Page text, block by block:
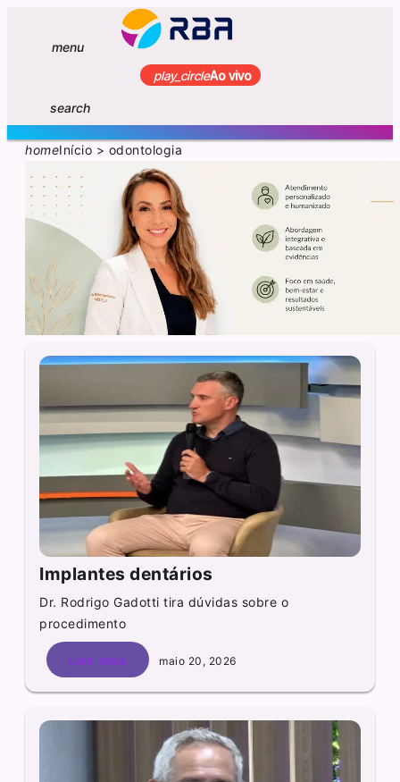
menu
play_circleAo vivo
search
homeInício > odontologia
Implantes dentários
Dr. Rodrigo Gadotti tira dúvidas sobre o
procedimento
Leia mais maio 20, 2026